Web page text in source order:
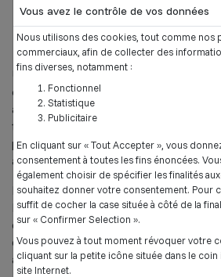
Vous avez le contrôle de vos données
Nous utilisons des cookies, tout comme nos
commerciaux, afin de collecter des
fins diverses, notamment :
Fonctionnel
Statistique
Publicitaire
En cliquant sur « Tout Accepter », vous
consentement à toutes les fins énoncées.
également choisir de spécifier les finalités
souhaitez donner votre consentement. Pour
suffit de cocher la case située à côté de la
sur « Confirmer Selection ».
Vous pouvez à tout moment révoquer votre
cliquant sur la petite icône située dans le
site Internet.
Un EVS est un espace où tous les
et d’horizons différents peuvent
activité mais aussi devenir acteurs
territoire. Ce travail peut se réaliser
place d’une convention d’objectifs
avec la CCTSO.
L’EVS a pour vocation de contribuer
Passerelle 70, un Tiers Lieu porté
depuis 2023. L’équipe s’y est
d’année 2022 et continue
à l’édifice.